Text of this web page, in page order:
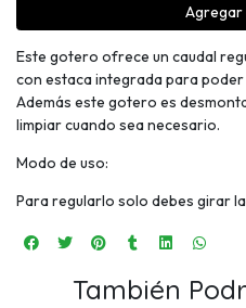
Agregar
Este gotero ofrece un caudal
con estaca integrada para
Además este gotero es
limpiar cuando sea necesario.
Modo de uso:
Para regularlo solo debes girar
También